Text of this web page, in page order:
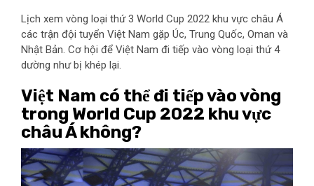
Lịch xem vòng loại thứ 3 World Cup 2022 khu vực châu Á
các trận đội tuyển Việt Nam gặp Úc, Trung Quốc, Oman và
Nhật Bản. Cơ hội để Việt Nam đi tiếp vào vòng loại thứ 4
dường như bị khép lại.
Việt Nam có thể đi tiếp vào vòng
trong World Cup 2022 khu vực
châu Á không?